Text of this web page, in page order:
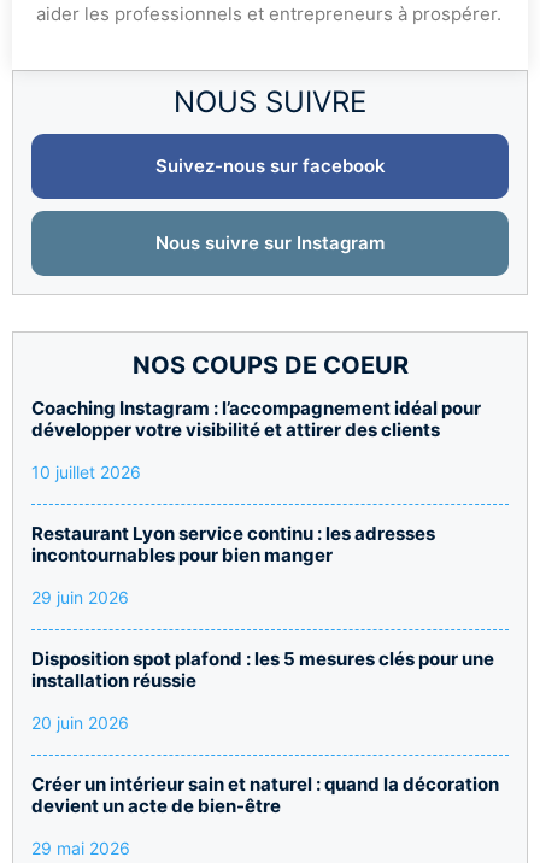
NOUS SUIVRE
Suivez-nous sur facebook
Nous suivre sur Instagram
NOS COUPS DE COEUR
Coaching Instagram : l’accompagnement idéal pour
développer votre visibilité et attirer des clients
10 juillet 2026
Restaurant Lyon service continu : les adresses
incontournables pour bien manger
29 juin 2026
Disposition spot plafond : les 5 mesures clés pour une
installation réussie
20 juin 2026
Créer un intérieur sain et naturel : quand la décoration
devient un acte de bien-être
29 mai 2026
aider les professionnels et entrepreneurs à prospérer.